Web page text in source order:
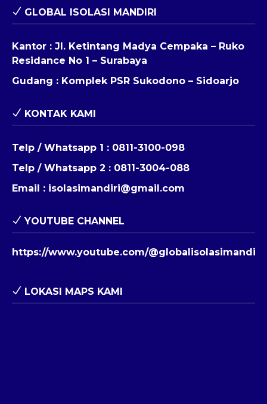
GLOBAL ISOLASI MANDIRI
Kantor : Jl. Ketintang Madya Cempaka – Ruko
Residance No 1 – Surabaya
Gudang : Komplek PSR Sukodono – Sidoarjo
KONTAK KAMI
Telp / Whatsapp 1 : 0811-3100-098
Telp / Whatsapp 2 : 0811-3004-088
Email : isolasimandiri@gmail.com
YOUTUBE CHANNEL
https://www.youtube.com/@globalisolasimandiri
LOKASI MAPS KAMI